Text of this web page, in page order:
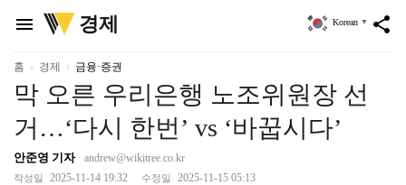
menu
위
키
리
경제 share
Korean ▼
홈 경제 금융·증권
막 오른 우리은행 노조위원장 선
거…‘다시 한번’ vs ‘바꿉시다’
안준영 기자 andrew@wikitree.co.kr
작성일 2025-11-14 19:32 수정일 2025-11-15 05:13